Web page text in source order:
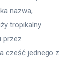
nazwa,
tropikalny
przez
cześć jednego z